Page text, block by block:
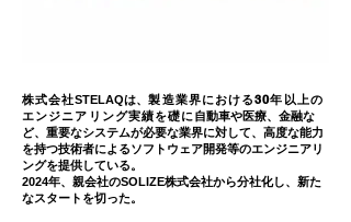
株式会社STELAQは、製造業界における30年以上の
エンジニアリング実績を礎に自動車や医療、金融な
ど、重要なシステムが必要な業界に対して、高度な能力
を持つ技術者によるソフトウェア開発等のエンジニアリ
ングを提供している。
2024年、親会社のSOLIZE株式会社から分社化し、新た
なスタートを切った。​